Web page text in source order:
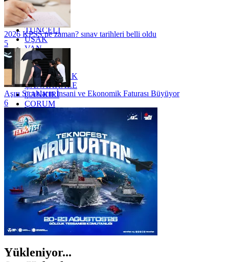
TEKİRDAĞ
TOKAT
TRABZON
TUNCELİ
UŞAK
VAN
YALOVA
YOZGAT
ZONGULDAK
ÇANAKKALE
ÇANKIRI
ÇORUM
İSTANBUL
İZMİR
ŞANLIURFA
ŞIRNAK
2026 KPSS ne zaman? sınav tarihleri belli oldu
5
Aşırı Sıcakların İnsani ve Ekonomik Faturası Büyüyor
6
Yükleniyor...